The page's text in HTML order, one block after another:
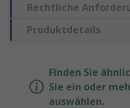
Rechtliche
Produktdetails
Finden Sie
Sie ein oder
auswählen.